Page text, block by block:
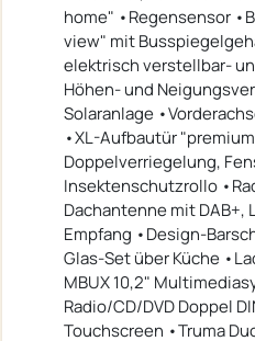
home" •Regensensor
view" mit
elektrisch verstellbar-
Höhen- und
Solaranlage
•XL-Aufbautür
Doppelverriegelung,
Insektenschutzrollo
Dachantenne mit DAB+,
Empfang •Design-
Glas-Set über Küche
MBUX 10,2"
Radio/CD/DVD Doppel
Touchscreen •Truma